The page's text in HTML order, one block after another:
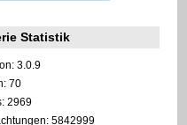
Statistik
3.0.9
70
2969
5842999